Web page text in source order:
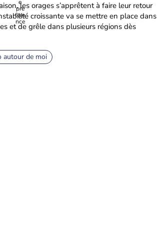
les orages s’apprêtent à faire leur retour
croissante va se mettre en place dans
et de grêle dans plusieurs régions dès
autour de moi